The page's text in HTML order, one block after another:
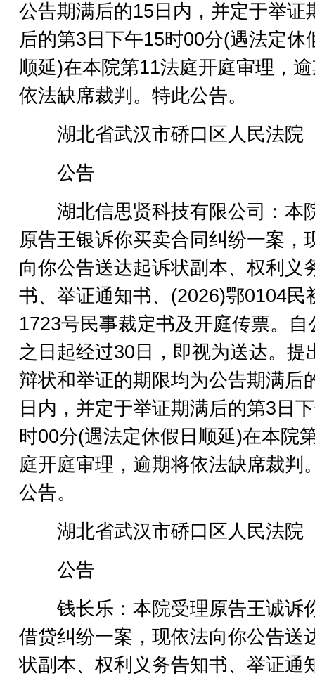
公告期满后的15日内，并定于举证
后的第3日下午15时00分(遇法定休
顺延)在本院第11法庭开庭审理，
依法缺席裁判。特此公告。
湖北省武汉市硚口区人民法院
公告
湖北信思贤科技有限公司：本
原告王银诉你买卖合同纠纷一案，
向你公告送达起诉状副本、权利义
书、举证通知书、(2026)鄂0104民
1723号民事裁定书及开庭传票。自
之日起经过30日，即视为送达。提
辩状和举证的期限均为公告期满后
日内，并定于举证期满后的第3日
时00分(遇法定休假日顺延)在本院
庭开庭审理，逾期将依法缺席裁判
公告。
湖北省武汉市硚口区人民法院
公告
钱长乐：本院受理原告王诚诉
借贷纠纷一案，现依法向你公告送
状副本、权利义务告知书、举证通